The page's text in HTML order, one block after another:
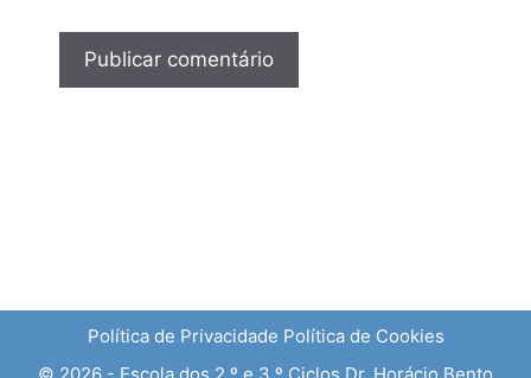
Política de Privacidade Política de Cookies
© 2026 - Escola dos 2.º e 3.º Ciclos Dr. Horácio Bento